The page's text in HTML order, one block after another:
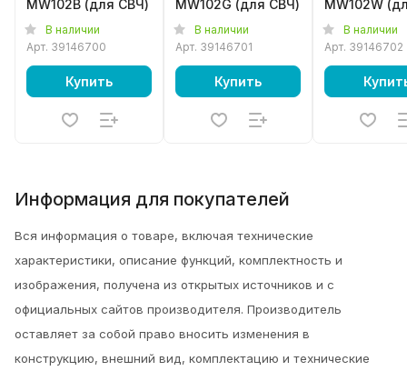
MW102B (для СВЧ)
В наличии
Арт. 39146700
Купить
MW102G (для СВЧ)
В наличии
Арт. 39146701
Купить
MW102W
СВЧ)В наличии
Арт. 39146702
Информация для покупателей
Вся информация о товаре, включая технические
характеристики, описание функций, комплектность и
изображения, получена из открытых источников и с
официальных сайтов производителя. Производитель
оставляет за собой право вносить изменения в
конструкцию, внешний вид, комплектацию и технические